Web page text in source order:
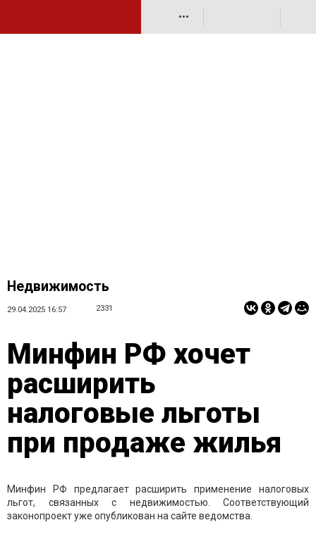
•••
Недвижимость
29.04.2025 16:57 2331
Минфин РФ хочет
расширить
налоговые льготы
при продаже жилья
Минфин РФ предлагает расширить применение налоговых
льгот, связанных с недвижимостью. Соответствующий
законопроект уже опубликован на сайте ведомства.